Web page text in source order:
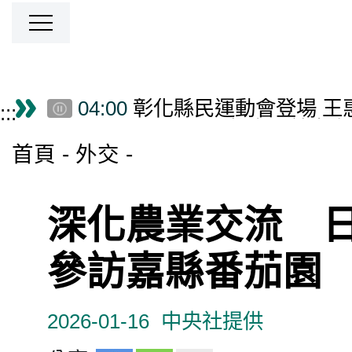
跳到主要內容區塊
:::僑務電子報首頁
04:00 彰化縣民運動會登場
02:30
02:00
01:30 北加州TCML谷歌專班
01:30 總統接見凱達格蘭論
01:00 自由與鄉愁交織：洞里
00:45 頒發行政院文化獎 卓揆
00:30 跨世代傳承展現科技力
首頁 外交
深化農業交流
參訪嘉縣番茄園
2026-01-16 中央社提供